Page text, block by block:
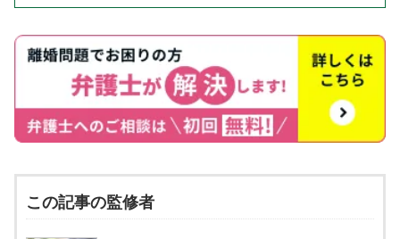
この記事の監修者